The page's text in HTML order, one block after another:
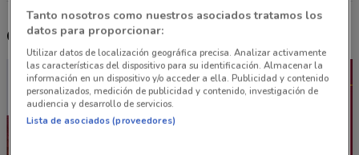
Otros catálogos cercanos
Tanto nosotros como nuestros asociados tratamos los
datos para proporcionar:
Utilizar datos de localización geográfica precisa. Analizar activamente
las características del dispositivo para su identificación. Almacenar la
información en un dispositivo y/o acceder a ella. Publicidad y contenido
personalizados, medición de publicidad y contenido, investigación de
audiencia y desarrollo de servicios.
Lista de asociados (proveedores)